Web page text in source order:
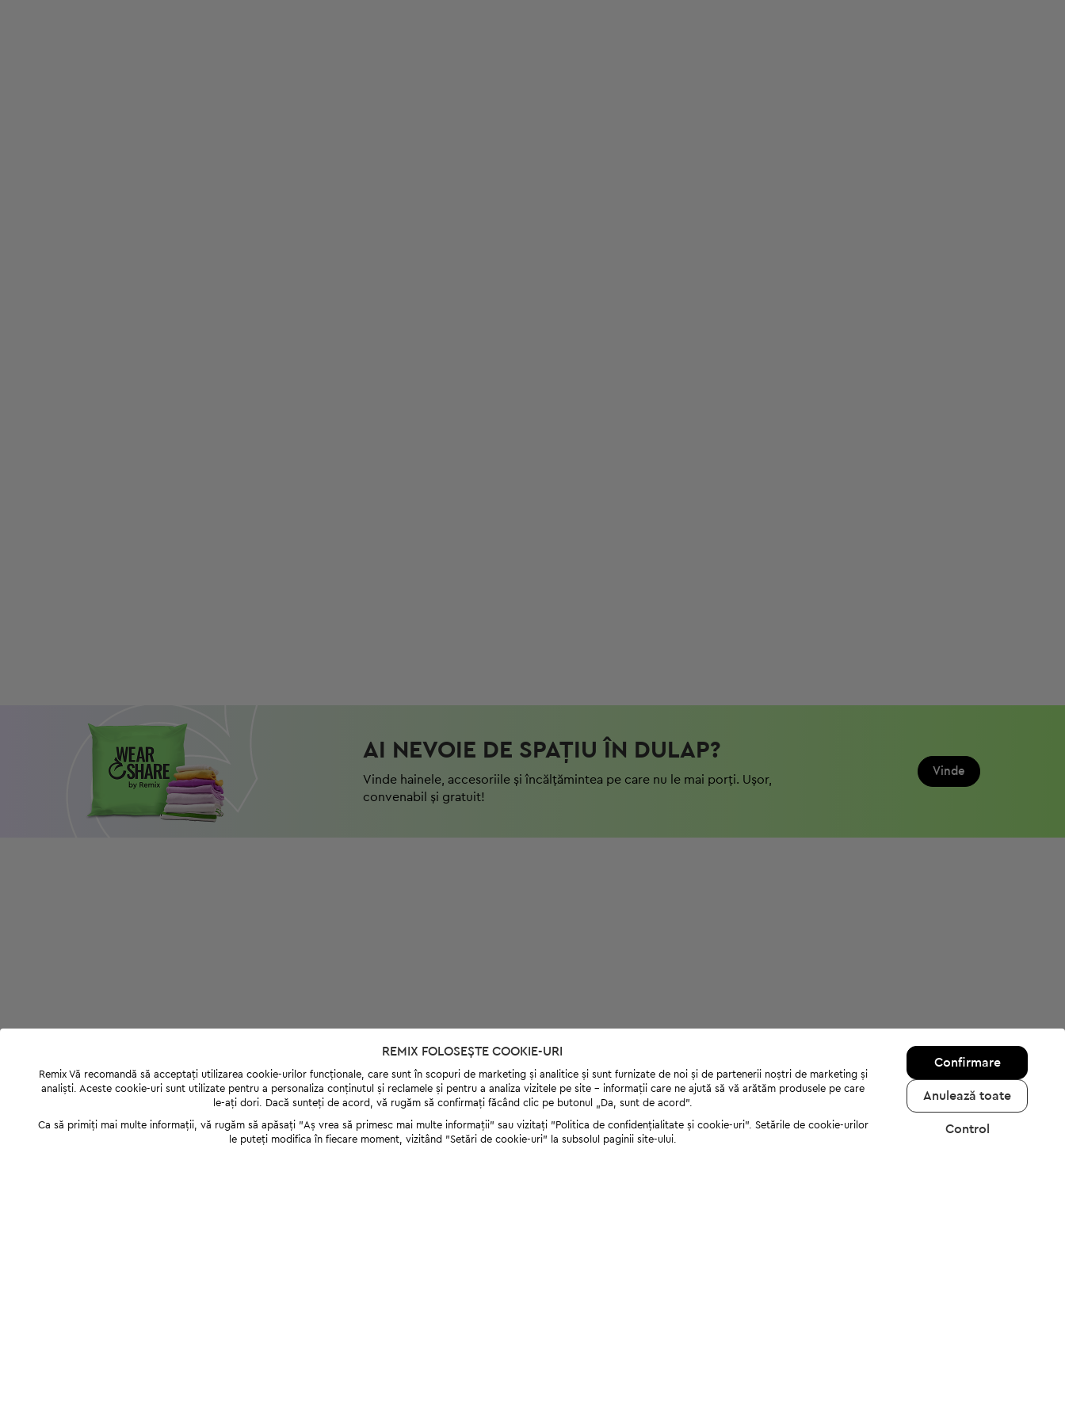
AI NEVOIE DE SPAȚIU ÎN DULAP?
Vinde hainele, accesoriile și încălțămintea pe care nu le mai porți. Ușor,
convenabil și gratuit!
Vinde
REMIX FOLOSEȘTE COOKIE-URI
Remix Vă recomandă să acceptați utilizarea cookie-urilor funcționale, care sunt în scopuri de marketing și analitice și sunt furnizate de noi și de partenerii noștri de marketing și
analiști. Aceste cookie-uri sunt utilizate pentru a personaliza conținutul și reclamele și pentru a analiza vizitele pe site - informații care ne ajută să vă arătăm produsele pe care
le-ați dori. Dacă sunteți de acord, vă rugăm să confirmați făcând clic pe butonul „Da, sunt de acord”.
Ca să primiți mai multe informații, vă rugăm să apăsați "Аș vrea să primesc mai multe informații" sau vizitați "Politica de confidențialitate și cookie-uri". Setările de cookie-urilor
le puteți modifica în fiecare moment, vizitând "Setări de cookie-uri" la subsolul paginii site-ului.
Confirmare
Anulează toate
Control